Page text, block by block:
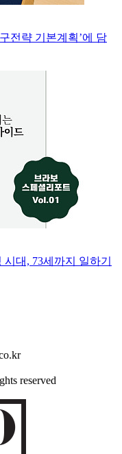
전략 기본계획’에 담
대, 73세까지 일하기
reserved